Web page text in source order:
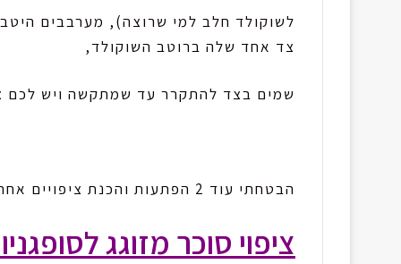
לשוקולד חלב למי שרוצה), מערבבים
צד אחד שלה ברוטב השוקולד,
שמים בצד להתקרר עד שמתקשה ויש לכם
הבטחתי עוד 2 הפתעות והכנת ציפויים אחרים פופולריים לטובת חנוכה
ציפוי סוכר מזוגג